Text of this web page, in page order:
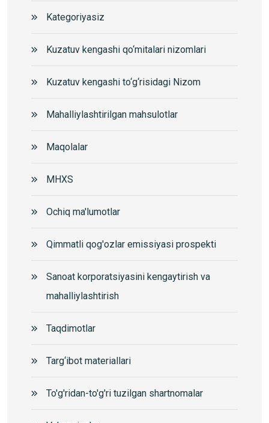
Kategoriyasiz
Kuzatuv kengashi qo‘mitalari nizomlari
Kuzatuv kengashi to‘g‘risidagi Nizom
Mahalliylashtirilgan mahsulotlar
Maqolalar
MHXS
Ochiq ma'lumotlar
Qimmatli qog'ozlar emissiyasi prospekti
Sanoat korporatsiyasini kengaytirish va
mahalliylashtirish
Taqdimotlar
Targ‘ibot materiallari
To'g'ridan-to'g'ri tuzilgan shartnomalar